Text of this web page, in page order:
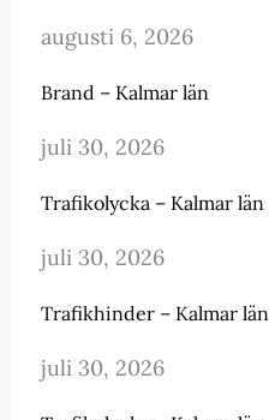
augusti 6, 2026
Brand – Kalmar län
juli 30, 2026
Trafikolycka – Kalmar län
juli 30, 2026
Trafikhinder – Kalmar län
juli 30, 2026